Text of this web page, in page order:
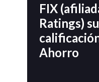
FIX
Ratings)
Ahorro